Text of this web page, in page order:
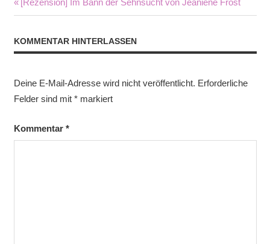
Beitragsnavigation
Beitrag:
[Rezension] Im Bann der Sehnsucht von Jeaniene Frost
KOMMENTAR HINTERLASSEN
Deine E-Mail-Adresse wird nicht veröffentlicht. Erforderliche
Felder sind mit *markiert
Kommentar *